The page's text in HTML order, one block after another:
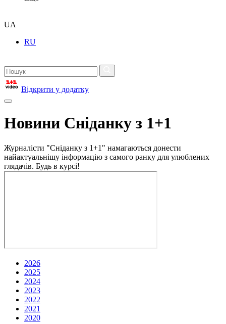
UA
RU
Відкрити у додатку
Новини Сніданку з 1+1
Журналісти "Сніданку з 1+1" намагаються донести
найактуальнішу інформацію з самого ранку для улюблених
глядачів. Будь в курсі!
2026
2025
2024
2023
2022
2021
2020